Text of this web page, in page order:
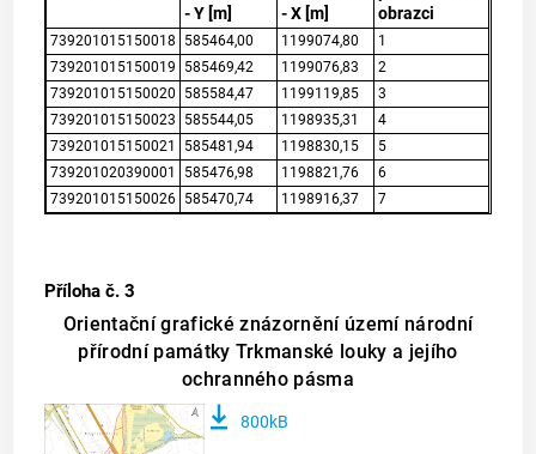
- Y [m]
- X [m]
obrazci
739201015150018 585464,00 1199074,80
1
739201015150019
585469,42 1199076,83
2
739201015150020
585584,47 1199119,85
3
739201015150023
585544,05 1198935,31
4
739201015150021
585481,94 1198830,15
5
739201020390001
585476,98 1198821,76
6
739201015150026 585470,74 1198916,37 7
Příloha č. 3
Orientační grafické znázornění území národní
přírodní památky Trkmanské louky a jejího
ochranného pásma
800kB